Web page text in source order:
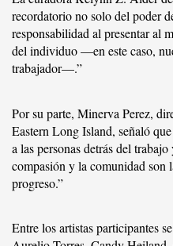
recordatorio no solo del poder
responsabilidad al presentar al
del individuo —en este caso,
trabajador—.”
Por su parte, Minerva Perez,
Eastern Long Island, señaló
a las personas detrás del
compasión y la comunidad son
progreso.”
Entre los artistas participantes